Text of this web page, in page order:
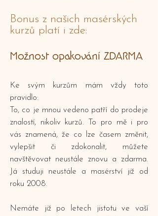
Bonus z našich masérských
kurzů platí i zde:
Možnost opakování ZDARMA
Ke svým kurzům mám vždy toto
pravidlo:
To, co je mnou vedeno patří do prodeje
znalostí, nikoliv kurzů. To pro mě i pro
vás znamená, že co lze časem změnit,
vylepšit či zdokonalit, můžete
navštěvovat neustále znovu a zdarma.
Já studuji neustále a masérství již od
roku 2008.
​Nemáte již po letech jistotu ve vaší